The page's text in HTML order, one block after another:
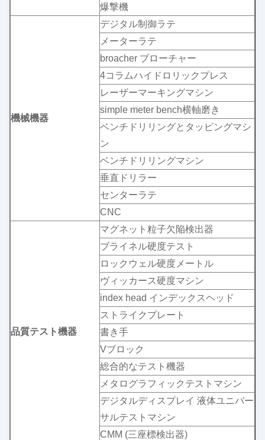
爆撃機
機械機器
デジタル制御ラテ
メーターラテ
broacher ブローチャー
4コラムハイドロリックプレス
レーザーマーキングマシン
simple meter bench横軸磨き
ベンチドリリングとタッピングマシ
ン
ベンチドリリングマシン
垂直ドリラー
センターラテ
CNC
品質テスト機器
マグネット粒子欠陥検出器
ブライネル硬度テスト
ロックウェル硬度メートル
ヴィッカース硬度マシン
index head インデックスヘッド
ストライクプレート
書き手
Vブロック
総合的なテスト機器
メタログラフィックテストマシン
デジタルディスプレイ 液体ユニバー
サルテストマシン
CMM (三座標検出器)